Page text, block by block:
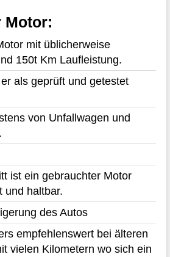
Motor:
mit üblicherweise
150t Km Laufleistung.
als geprüft und getestet
von Unfallwagen und
ist ein gebrauchter Motor
und haltbar.
des Autos
empfehlenswert bei älteren
vielen Kilometern wo sich ein